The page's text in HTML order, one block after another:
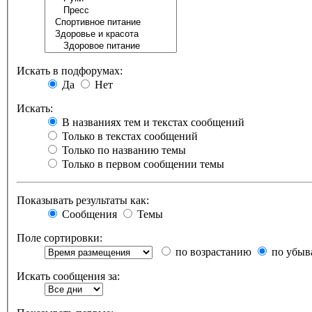
Искать в подфорумах:
Да
Нет
Искать:
В названиях тем и текстах сообщений
Только в текстах сообщений
Только по названию темы
Только в первом сообщении темы
Показывать результаты как:
Сообщения
Темы
Поле сортировки:
по возрастанию
по
Искать сообщения за: